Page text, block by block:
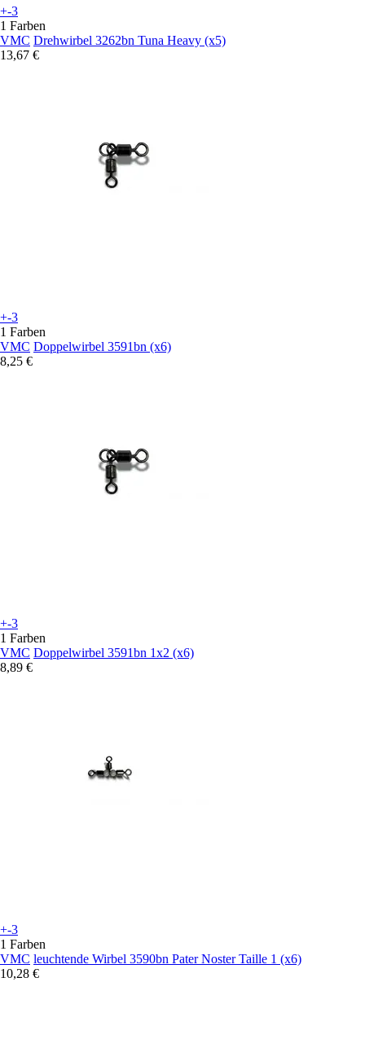
+-3
1 Farben
VMC Drehwirbel 3262bn Tuna Heavy (x5)
13,67 €
+-3
1 Farben
VMC Doppelwirbel 3591bn (x6)
8,25 €
+-3
1 Farben
VMC Doppelwirbel 3591bn 1x2 (x6)
8,89 €
+-3
1 Farben
VMC leuchtende Wirbel 3590bn Pater Noster Taille 1 (x6)
10,28 €